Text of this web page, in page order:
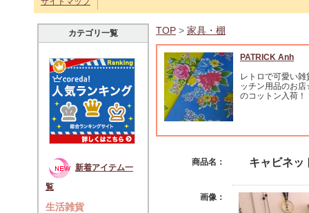
カテゴリ一覧
新着アイテム一
覧
生活雑貨
TOP > 家具・棚
PATRICK Anh
レトロで可愛い雑
ッチン用品のお
のコットン入荷！
商品名： キャビネッ
画像：